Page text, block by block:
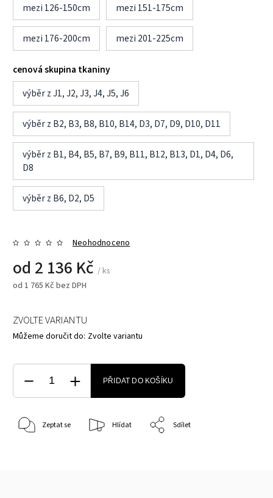
mezi 126-150cm mezi 151-175cm
mezi 176-200cm mezi 201-225cm
cenová skupina tkaniny
výběr z J1, J2, J3, J4, J5, J6
výběr z B2, B3, B8, B10, B14, D3, D7, D9, D10, D11
výběr z B1, B4, B5, B7, B9, B11, B12, B13, D1, D4, D6,
D8
výběr z B6, D2, D5
Neohodnoceno
od 2 136 Kč / ks
od 1 765 Kč bez DPH
ZVOLTE VARIANTU
Můžeme doručit do: Zvolte variantu
PŘIDAT DO KOŠÍKU
Zeptat se Hlídat Sdílet